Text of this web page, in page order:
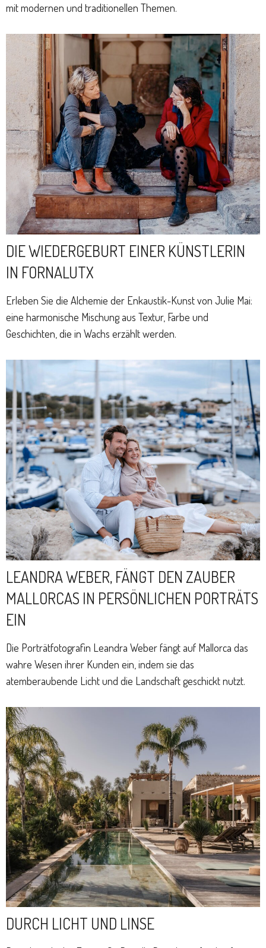
mit modernen und traditionellen Themen.
DIE WIEDERGEBURT EINER KÜNSTLERIN
IN FORNALUTX
Erleben Sie die Alchemie der Enkaustik-Kunst von Julie Mai:
eine harmonische Mischung aus Textur, Farbe und
Geschichten, die in Wachs erzählt werden.
LEANDRA WEBER, FÄNGT DEN ZAUBER
MALLORCAS IN PERSÖNLICHEN PORTRÄTS
EIN
Die Porträtfotografin Leandra Weber fängt auf Mallorca das
wahre Wesen ihrer Kunden ein, indem sie das
atemberaubende Licht und die Landschaft geschickt nutzt.
DURCH LICHT UND LINSE